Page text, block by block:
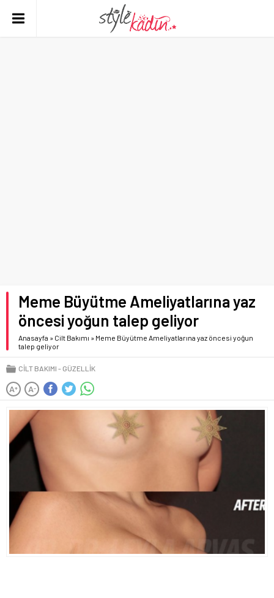
Meme Büyütme Ameliyatlarına yaz
öncesi yoğun talep geliyor
Anasayfa » Cilt Bakımı » Meme Büyütme Ameliyatlarına yaz öncesi yoğun
talep geliyor
CILT BAKIMI GÜZELLIK
A+ A-